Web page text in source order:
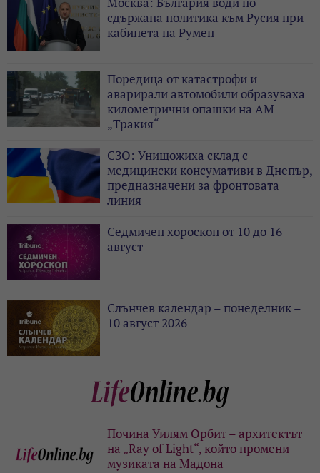
сдържана политика към Русия при
кабинета на Румен
Поредица от катастрофи и
аварирали автомобили образуваха
километрични опашки на АМ
„Тракия“
СЗО: Унищожиха склад с
медицински консумативи в Днепър,
предназначени за фронтовата
линия
Седмичен хороскоп от 10 до 16
август
Слънчев календар – понеделник –
10 август 2026
Почина Уилям Орбит – архитектът
на „Ray of Light“, който промени
музиката на Мадона